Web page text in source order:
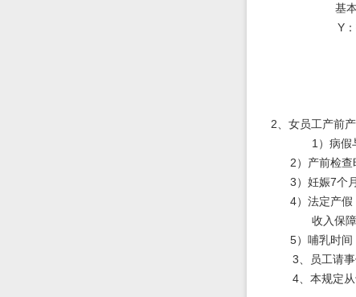
基
Y
2 、女员工产前
1 ）病假
2）产前检查
3）妊娠7个
4）法定产假
收入保
5）哺乳时间
3 、员工请
4 、本规定